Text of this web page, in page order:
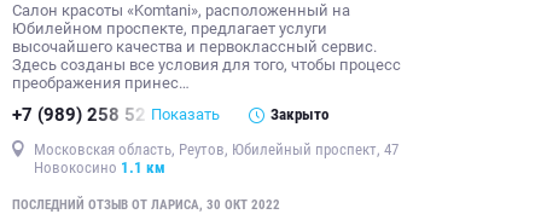
Салон красоты «Komtani», расположенный на
Юбилейном проспекте, предлагает услуги
высочайшего качества и первоклассный сервис.
Здесь созданы все условия для того, чтобы процесс
преображения принес…
+7 (989) 258 52 Показать Закрыто
Московская область, Реутов, Юбилейный проспект, 47
Новокосино 1.1 км
ПОСЛЕДНИЙ ОТЗЫВ ОТ ЛАРИСА, 30 ОКТ 2022